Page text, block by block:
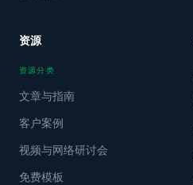
资源
资源分类
文章与指南
客户案例
视频与网络研讨会
免费模板